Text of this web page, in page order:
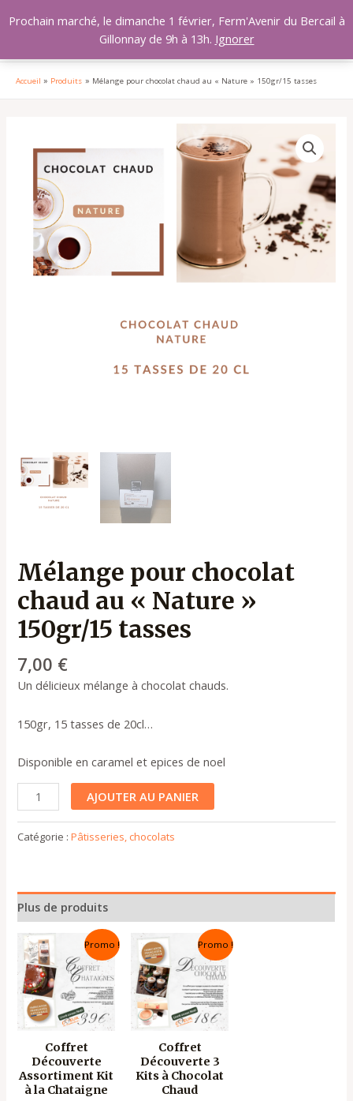
au
Accueil Produits Mélange pour chocolat chaud au « Nature » 150gr/15 tasses
Mélange pour chocolat
chaud au « Nature »
150gr/15 tasses
7,00 €
Un délicieux mélange à chocolat chauds.
150gr, 15 tasses de 20cl…
Disponible en caramel et epices de noel
Mélange
pour
chocolat
chaud
"Nature"
150gr/15
AJOUTER AU PANIER
Catégorie :Pâtisseries, chocolats
Plus de produits
Promo !
Coffret
Découverte
Assortiment Kit
à la Chataigne
prix
initial
était :
42,50 €.
prix
actuel
est :
39,00 €.
Promo !
Coffret
Découverte 3
Kits à Chocolat
Chaud
prix
initial
était :
21,00 €.
prix
actuel
est :
18,00 €.
Prochain marché, le dimanche 1 février, Ferm'Avenir du Bercail à
Gillonnay de 9h à 13h. Ignorer